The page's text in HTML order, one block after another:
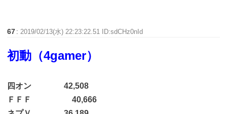
67 : 2019/02/13(水) 22:23:22.51 ID:sdCHz0nId
初動（4gamer）
四オン 42,508
ＦＦＦ 40,666